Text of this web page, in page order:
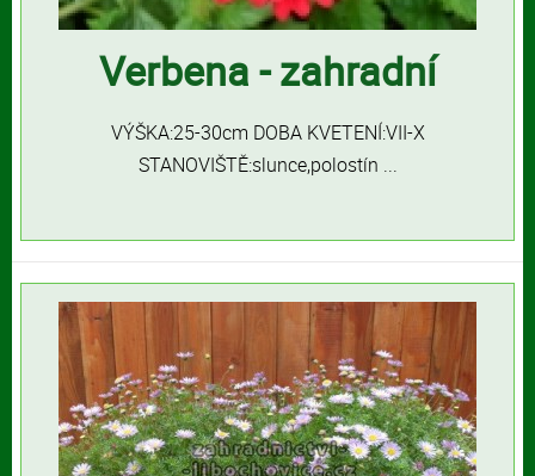
Verbena - zahradní
VÝŠKA:25-30cm DOBA KVETENÍ:VII-X
STANOVIŠTĚ:slunce,polostín ...